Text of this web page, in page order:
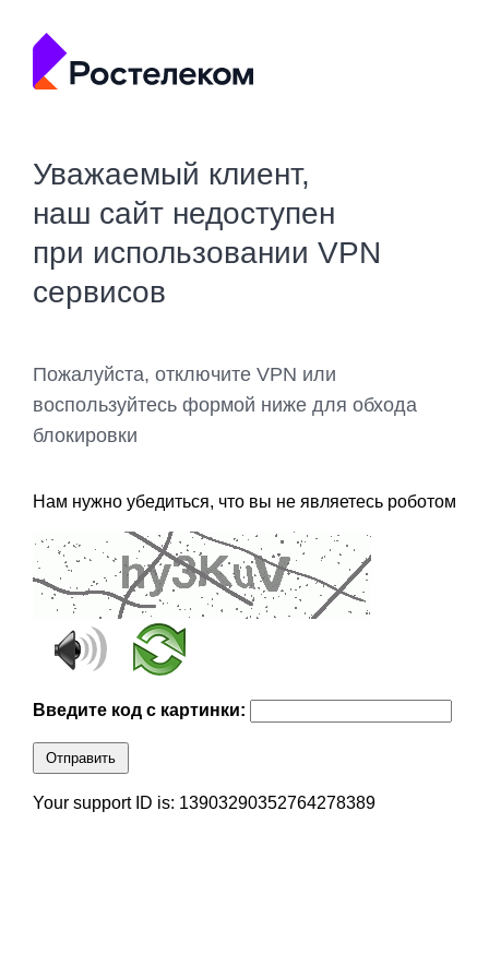
Уважаемый клиент,
наш сайт недоступен
при использовании VPN
сервисов
Пожалуйста, отключите VPN или
воспользуйтесь формой ниже для обхода
блокировки
Нам нужно убедиться, что вы не являетесь роботом
Введите код с картинки:
Отправить
Your support ID is: 13903290352764278389